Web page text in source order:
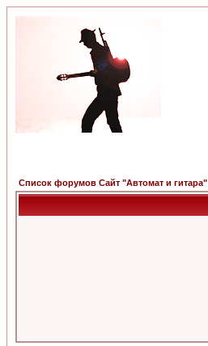
Список форумов Сайт "Автомат и гитара"